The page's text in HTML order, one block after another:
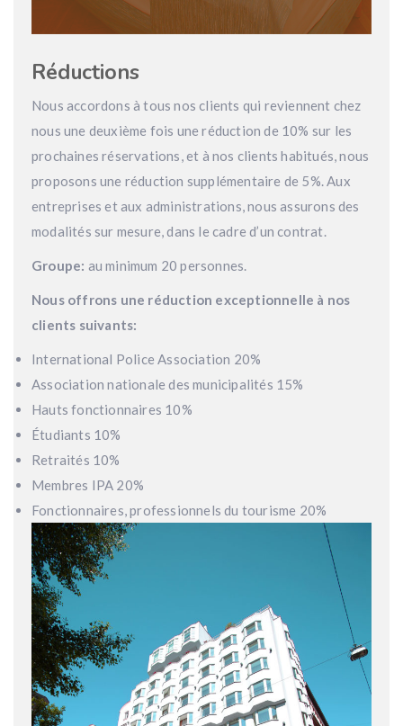
Réductions
Nous accordons à tous nos clients qui reviennent chez
nous une deuxième fois une réduction de 10% sur les
prochaines réservations, et à nos clients habitués, nous
proposons une réduction supplémentaire de 5%. Aux
entreprises et aux administrations, nous assurons des
modalités sur mesure, dans le cadre d’un contrat.
Groupe: au minimum 20 personnes.
Nous offrons une réduction exceptionnelle à nos
clients suivants:
International Police Association 20%
Association nationale des municipalités 15%
Hauts fonctionnaires 10%
Étudiants 10%
Retraités 10%
Membres IPA 20%
Fonctionnaires, professionnels du tourisme 20%